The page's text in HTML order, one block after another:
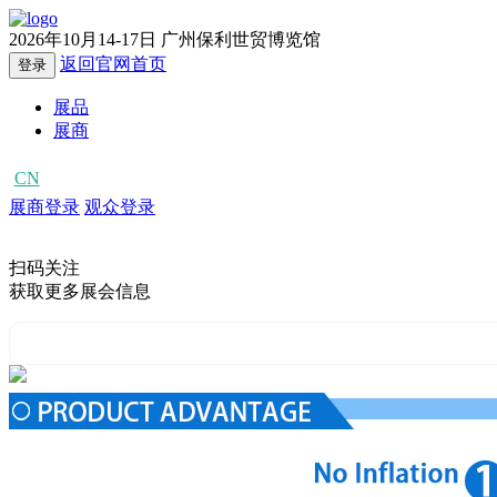
2026年10月14-17日 广州保利世贸博览馆
登录 返回官网首页
展品
展商
CN
展商登录 观众登录
扫码关注
获取更多展会信息